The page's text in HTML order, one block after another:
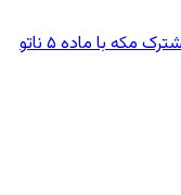
ترکیه ادعاها درباره تعارض توافق‌نامه دفاع مشترک مکه با ماده ۵ ناتو